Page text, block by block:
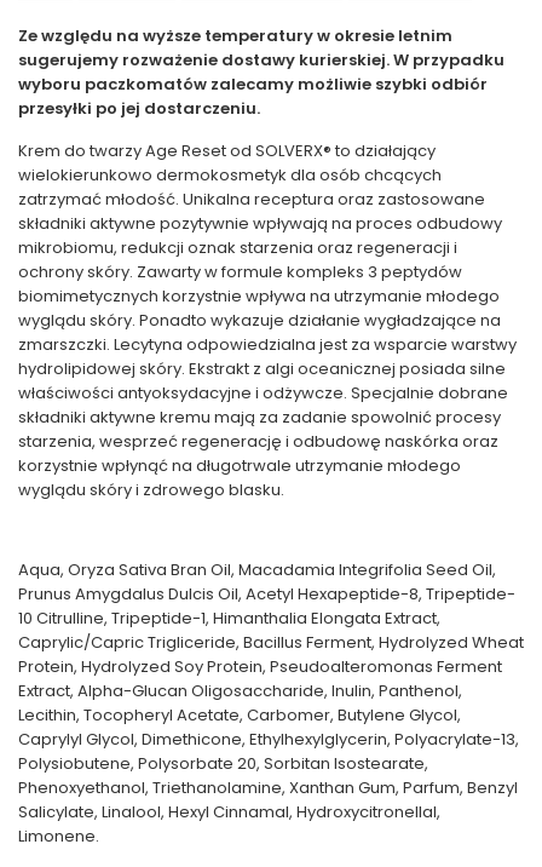
Ze względu na wyższe temperatury w okresie letnim
sugerujemy rozważenie dostawy kurierskiej. W przypadku
wyboru paczkomatów zalecamy możliwie szybki odbiór
przesyłki po jej dostarczeniu.
Krem do twarzy Age Reset od SOLVERX® to działający
wielokierunkowo dermokosmetyk dla osób chcących
zatrzymać młodość. Unikalna receptura oraz zastosowane
składniki aktywne pozytywnie wpływają na proces odbudowy
mikrobiomu, redukcji oznak starzenia oraz regeneracji i
ochrony skóry. Zawarty w formule kompleks 3 peptydów
biomimetycznych korzystnie wpływa na utrzymanie młodego
wyglądu skóry. Ponadto wykazuje działanie wygładzające na
zmarszczki. Lecytyna odpowiedzialna jest za wsparcie warstwy
hydrolipidowej skóry. Ekstrakt z algi oceanicznej posiada silne
właściwości antyoksydacyjne i odżywcze. Specjalnie dobrane
składniki aktywne kremu mają za zadanie spowolnić procesy
starzenia, wesprzeć regenerację i odbudowę naskórka oraz
korzystnie wpłynąć na długotrwale utrzymanie młodego
wyglądu skóry i zdrowego blasku.
Aqua, Oryza Sativa Bran Oil, Macadamia Integrifolia Seed Oil,
Prunus Amygdalus Dulcis Oil, Acetyl Hexapeptide-8, Tripeptide-
10 Citrulline, Tripeptide-1, Himanthalia Elongata Extract,
Caprylic/Capric Trigliceride, Bacillus Ferment, Hydrolyzed Wheat
Protein, Hydrolyzed Soy Protein, Pseudoalteromonas Ferment
Extract, Alpha-Glucan Oligosaccharide, Inulin, Panthenol,
Lecithin, Tocopheryl Acetate, Carbomer, Butylene Glycol,
Caprylyl Glycol, Dimethicone, Ethylhexylglycerin, Polyacrylate-13,
Polysiobutene, Polysorbate 20, Sorbitan Isostearate,
Phenoxyethanol, Triethanolamine, Xanthan Gum, Parfum, Benzyl
Salicylate, Linalool, Hexyl Cinnamal, Hydroxycitronellal,
Limonene.